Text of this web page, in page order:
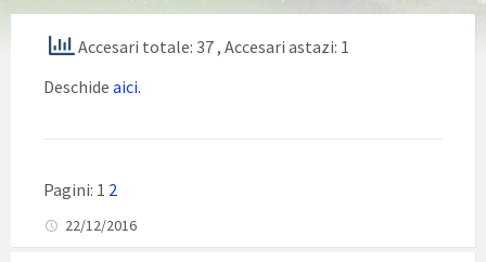
Accesari totale: 37, Accesari astazi: 1
Deschide aici.
Pagini: 1 2
22/12/2016